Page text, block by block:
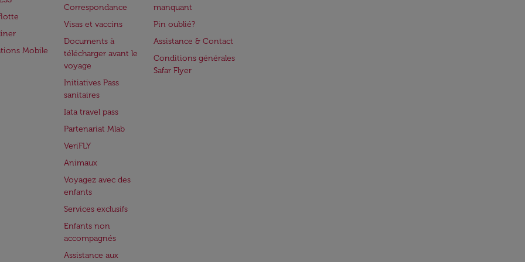
Mobile
Correspondance
Visas et vaccins
Documents à
télécharger avant le
voyage
Initiatives Pass
sanitaires
Iata travel pass
Partenariat Mlab
VeriFLY
Animaux
Voyagez avec des
enfants
Services exclusifs
Enfants non
accompagnés
Assistance aux
manquant
Pin oublié?
Assistance & Contact
Conditions générales
Safar Flyer